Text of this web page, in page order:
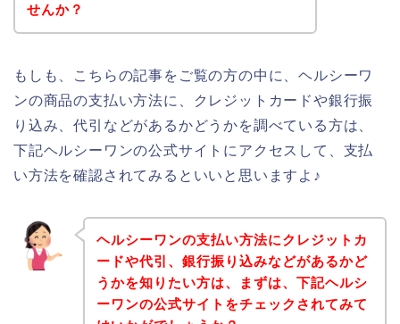
せんか？
もしも、こちらの記事をご覧の方の中に、ヘルシーワ
ンの商品の支払い方法に、クレジットカードや銀行振
り込み、代引などがあるかどうかを調べている方は、
下記ヘルシーワンの公式サイトにアクセスして、支払
い方法を確認されてみるといいと思いますよ♪
ヘルシーワンの支払い方法にクレジットカ
ードや代引、銀行振り込みなどがあるかど
うかを知りたい方は、まずは、下記ヘルシ
ーワンの公式サイトをチェックされてみて